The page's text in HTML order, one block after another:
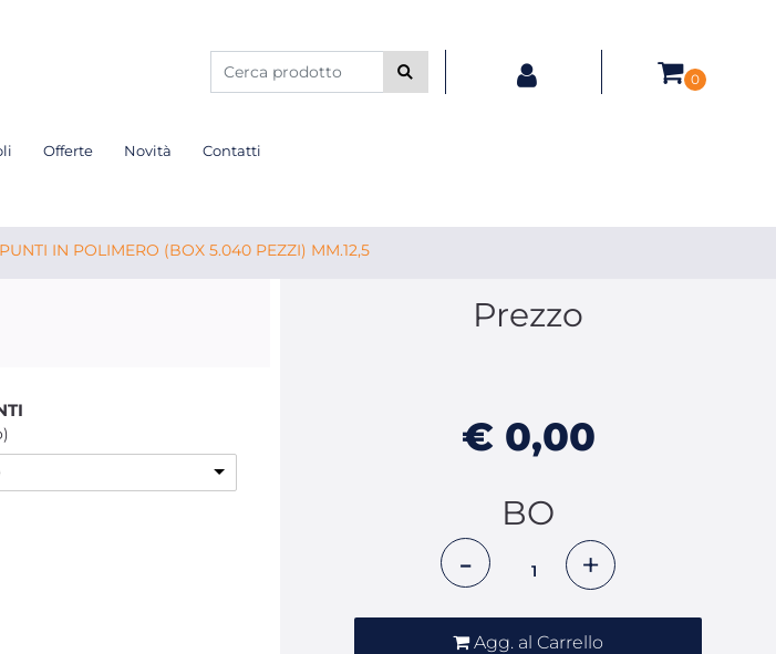
0
Offerte Novità Contatti
PUNTI IN POLIMERO (BOX 5.040 PEZZI) MM.12,5
Prezzo
€ 0,00
BO
Quantità
Agg. al Carrello